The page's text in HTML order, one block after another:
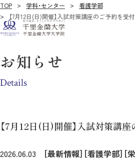
TOP 学科・センター
看護学部
【7月12日(日)開催】入試対策講座のご予約を受
お知らせ
Details
【7月12日(日)開催】入試対策講
2026.06.03 ［最新情報］ ［看護学部］ ［